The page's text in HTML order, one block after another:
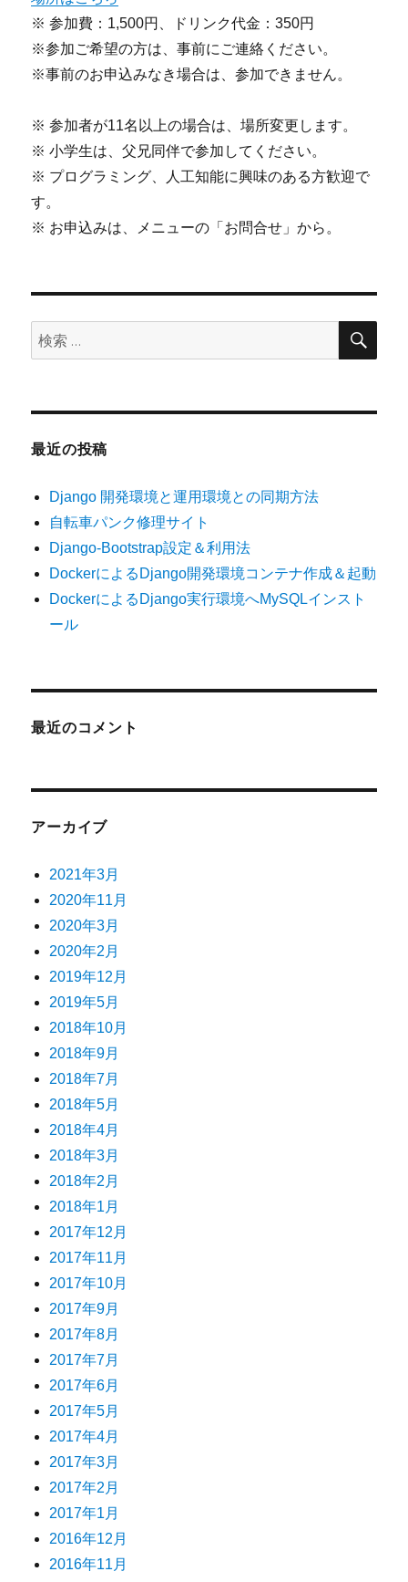
※ 参加費：1,500円、ドリンク代金：350円
※参加ご希望の方は、事前にご連絡ください。
※事前のお申込みなき場合は、参加できません。
※ 参加者が11名以上の場合は、場所変更します。
※ 小学生は、父兄同伴で参加してください。
※ プログラミング、人工知能に興味のある方歓迎で
す。
※ お申込みは、メニューの「お問合せ」から。
検
索:
検
最近の投稿
Django 開発環境と運用環境との同期方法
自転車パンク修理サイト
Django-Bootstrap設定＆利用法
DockerによるDjango開発環境コンテナ作成＆起動
DockerによるDjango実行環境へMySQLインスト
ール
最近のコメント
アーカイブ
2021年3月
2020年11月
2020年3月
2020年2月
2019年12月
2019年5月
2018年10月
2018年9月
2018年7月
2018年5月
2018年4月
2018年3月
2018年2月
2018年1月
2017年12月
2017年11月
2017年10月
2017年9月
2017年8月
2017年7月
2017年6月
2017年5月
2017年4月
2017年3月
2017年2月
2017年1月
2016年12月
2016年11月